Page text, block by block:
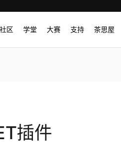
社区 学堂 大赛 支持 茶思屋
插件